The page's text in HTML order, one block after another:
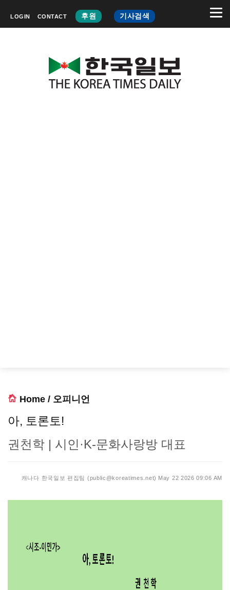
LOGIN CONTACT 후원 기사검색
Home / 오피니언
아, 토론토!
권천학 | 시인·K-문화사랑방 대표
캐나다 한국일보 편집팀 (public@koreatimes.net) May 22 2026 09:06 AM